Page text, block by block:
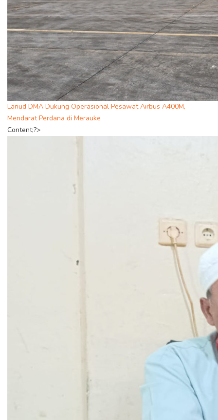
Lanud DMA Dukung Operasional Pesawat Airbus A400M,
Mendarat Perdana di Merauke
Content;?>